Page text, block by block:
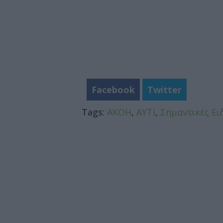
Facebook
Twitter
Tags: ΑΚΟΗ, ΑΥΤΙ, Σημαντικές